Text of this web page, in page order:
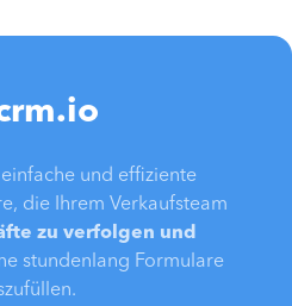
und effiziente
die Ihrem Verkaufsteam
zu verfolgen und
stundenlang Formulare